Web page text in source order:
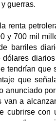
guerras.
renta
y 700 mil
barriles
tendrían que
que
anunciado
van a
cubrirse con